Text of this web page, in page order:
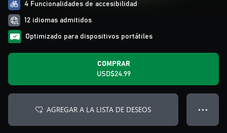
4 Funcionalidades de accesibilidad
12 idiomas admitidos
Optimizado para dispositivos portátiles
COMPRAR
USD$24.99
AGREGAR A LA LISTA DE DESEOS ● ● ●